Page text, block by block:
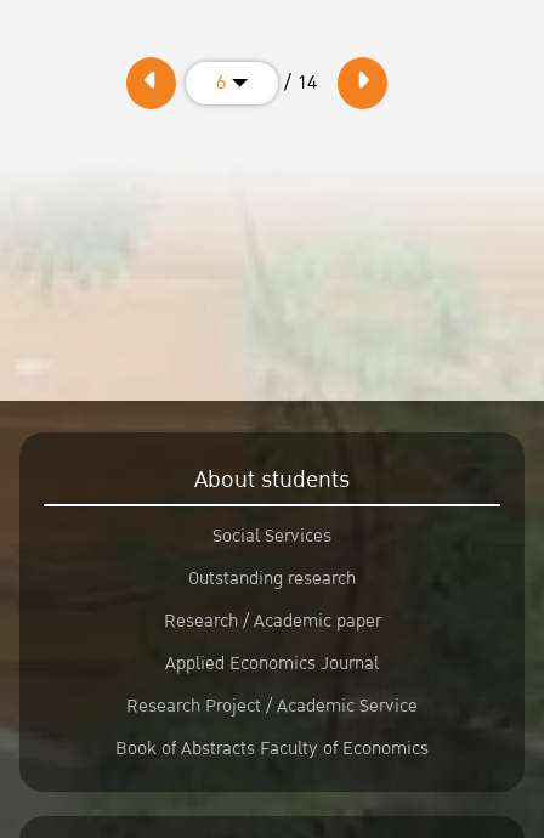
6 / 14
About students
Social Services
Outstanding research
Research / Academic paper
Applied Economics Journal
Research Project / Academic Service
Book of Abstracts Faculty of Economics